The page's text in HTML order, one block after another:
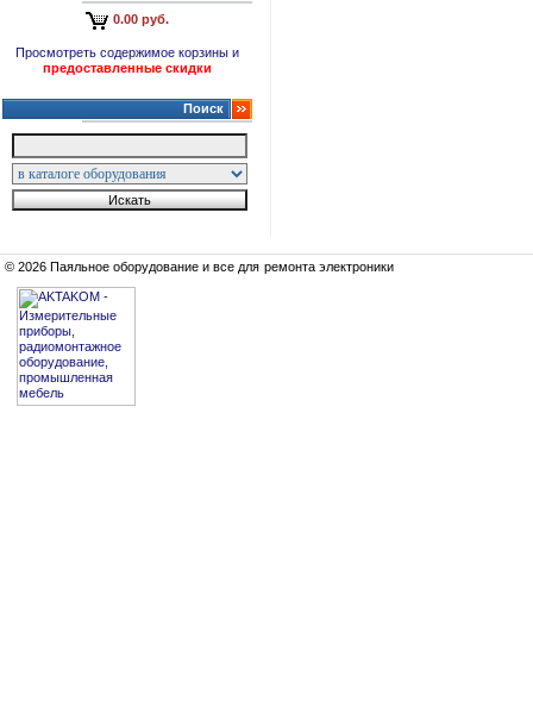
0.00 руб.
Просмотреть содержимое корзины и
предоставленные скидки
Поиск
© 2026 Паяльное оборудование и все для ремонта электроники